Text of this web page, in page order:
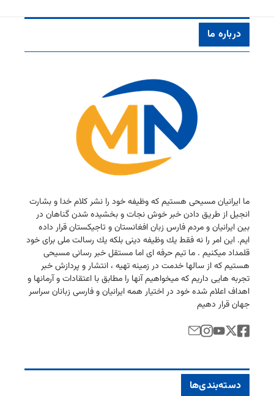
درباره ما
ما ایرانیان مسیحی هستیم كه وظیفه خود را نشر كلام خدا و بشارت
انجیل از طریق دادن خبر خوش نجات و بخشیده شدن گناهان در
بین ایرانیان و مردم فارس زبان افغانستان و تاجیكستان قرار داده
ایم. این امر را نه فقط یك وظیفه دینی بلكه یك رسالت ملی برای خود
قلمداد میكنیم . ما تیم حرفه ای اما مستقل خبر رسانی مسیحی
هستیم كه از سالها خدمت در زمینه تهیه ، انتشار و پردازش خبر
تجربه هایی داریم كه میخواهیم آنها را مطابق با اعتقادات و آرمانها و
اهداف اعلام شده خود در اختیار همه ایرانیان و فارسی زبانان سراسر
جهان قرار دهیم
دسته‌بندی‌ها